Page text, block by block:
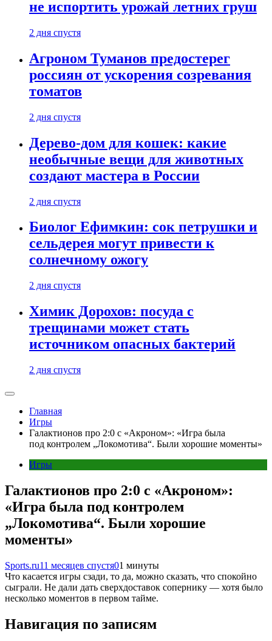
не испортить урожай летних груш
2 дня спустя
Агроном Туманов предостерег
россиян от ускорения созревания
томатов
2 дня спустя
Дерево-дом для кошек: какие
необычные вещи для животных
создают мастера в России
2 дня спустя
Биолог Ефимкин: сок петрушки и
сельдерея могут привести к
солнечному ожогу
2 дня спустя
Химик Дорохов: посуда с
трещинами может стать
источником опасных бактерий
2 дня спустя
Главная
Игры
Галактионов про 2:0 с «Акроном»: «Игра была
под контролем „Локомотива“. Были хорошие моменты»
Игры
Галактионов про 2:0 с «Акроном»:
«Игра была под контролем
„Локомотива“. Были хорошие
моменты»
Sports.ru11 месяцев спустя01 минуты
Что касается игры сзади, то да, можно сказать, что спокойно
сыграли. Не дали дать сверхдоставок сопернику — хотя было
несколько моментов в первом тайме.
Навигация по записям